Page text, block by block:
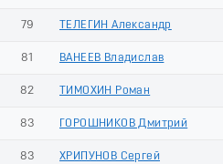
79 ТЕЛЕГИН Александр
81 ВАНЕЕВ Владислав
82 ТИМОХИН Роман
83 ГОРОШНИКОВ Дмитрий
83 ХРИПУНОВ Сергей